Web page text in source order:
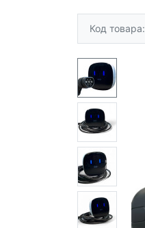
Код товара: